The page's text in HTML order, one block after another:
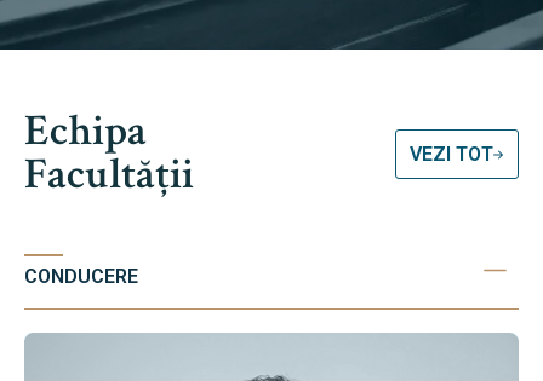
Echipa
Facultății VEZI TOT
CONDUCERE